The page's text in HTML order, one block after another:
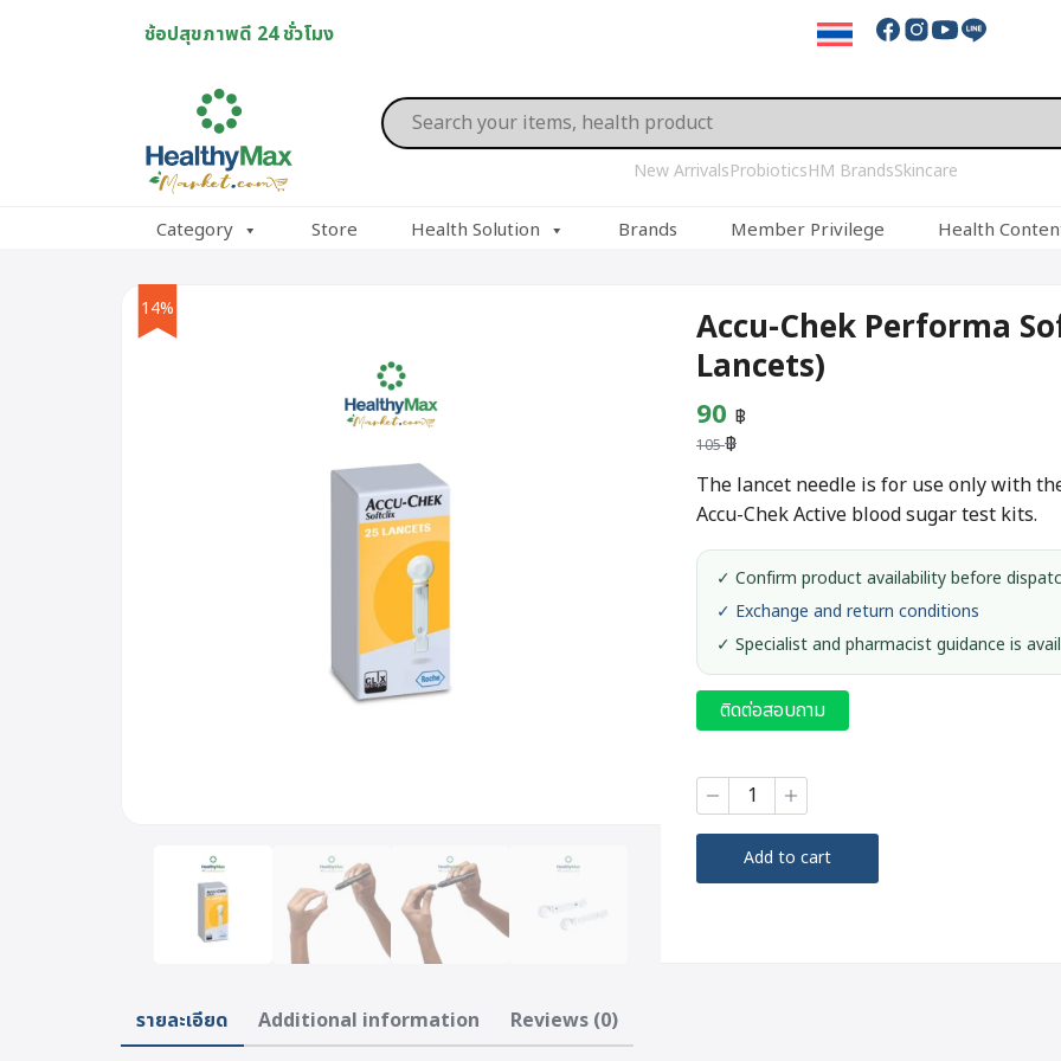
ช้อปสุขภาพดี 24 ชั่วโมง
Products
search
New ArrivalsProbioticsHM BrandsSkincare
Category Store Health Solution Brands Member Privilege Health
14%
Accu-Chek Performa
Lancets)
105฿
Original
price
was:
105 ฿.
90 ฿
is:
90 ฿.
The lancet needle is for use only with
Accu-Chek Active blood sugar test kits.
✓ Confirm product availability before
✓ Exchange and return conditions
✓ Specialist and pharmacist guidance is
ติดต่อสอบถาม
Accu-
Chek
Performa
SoftClix
II
Add to cart
รายละเอียด Additional information Reviews (0)